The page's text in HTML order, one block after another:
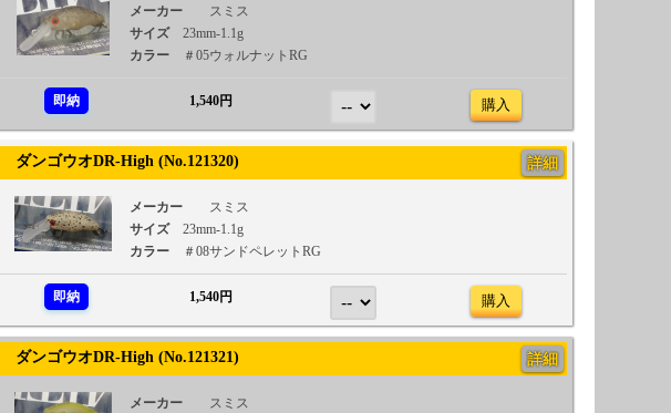
メーカー
スミス
サイズ
23mm-1.1g
カラー
＃05ウォルナットRG
即納 1,540円 購入
ダンゴウオDR-High (No.121320) 詳細
メーカー
スミス
サイズ
23mm-1.1g
カラー
＃08サンドペレットRG
即納 1,540円 購入
ダンゴウオDR-High (No.121321) 詳細
メーカー スミス